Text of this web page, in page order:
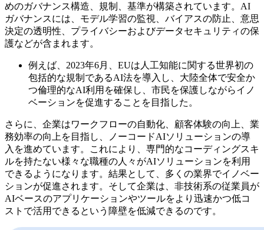
めのガバナンス構造、規制、基準が構築されています。AI
ガバナンスには、モデル学習の監視、バイアスの防止、意思
決定の透明性、プライバシーおよびデータセキュリティの保
護などが含まれます。
例えば、2023年6月、EUは人工知能に関する世界初の
包括的な規制であるAI法を導入し、大陸全体で安全か
つ倫理的なAI利用を確保し、市民を保護しながらイノ
ベーションを促進することを目指した。
さらに、企業はワークフローの自動化、顧客体験の向上、業
務効率の向上を目指し、ノーコードAIソリューションの導
入を進めています。これにより、専門的なコーディングスキ
ルを持たない様々な職種の人々がAIソリューションを利用
できるようになります。結果として、多くの業界でイノベー
ションが促進されます。そして企業は、非技術系の従業員が
AIベースのアプリケーションやツールをより迅速かつ低コ
ストで活用できるという障壁を低減できるのです。